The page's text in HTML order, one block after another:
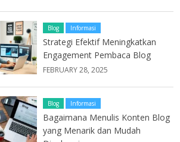
Blog Informasi
Strategi Efektif Meningkatkan
Engagement Pembaca Blog
FEBRUARY 28, 2025
Blog Informasi
Bagaimana Menulis Konten Blog
yang Menarik dan Mudah